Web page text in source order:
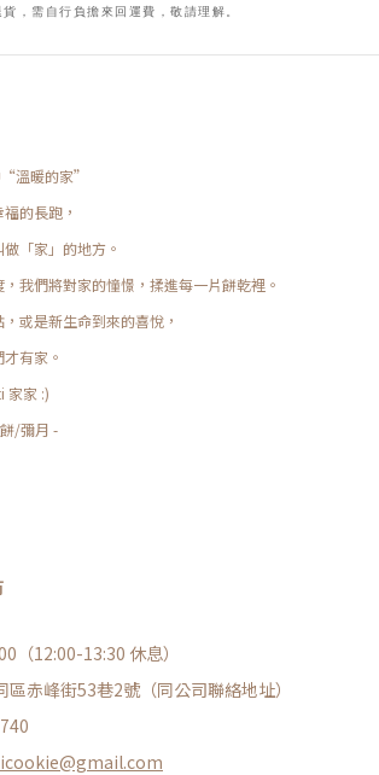
，需自行負擔來回運費，敬請理解。
溫暖的家”
的長跑，
「家」的地方。
我們將對家的憧憬，揉進每一片餅乾裡。
或是新生命到來的喜悅，
有家。
家家 :)
/彌月 -
（12:00-13:30 休息）
赤峰街53巷2號（同公司聯絡地址）